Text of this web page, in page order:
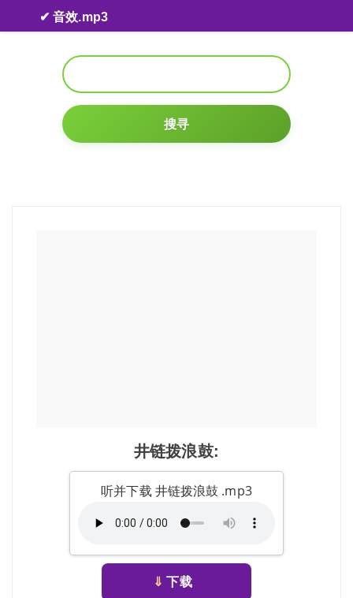
Skip to content
✔ 音效.mp3
搜寻
井链拨浪鼓:
听并下载 井链拨浪鼓 .mp3
⇓ 下载